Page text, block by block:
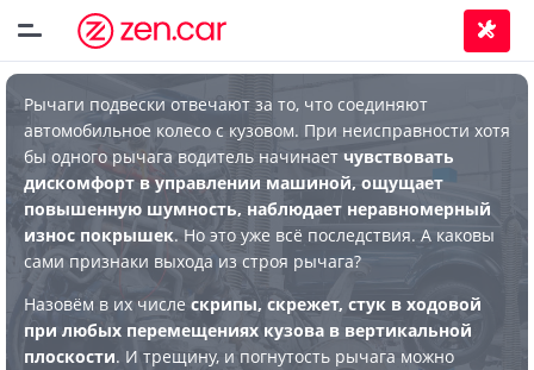
Рычаги подвески отвечают за то, что соединяют
автомобильное колесо с кузовом. При неисправности хотя
бы одного рычага водитель начинает чувствовать
дискомфорт в управлении машиной, ощущает
повышенную шумность, наблюдает неравномерный
износ покрышек. Но это уже всё последствия. А каковы
сами признаки выхода из строя рычага?
Назовём в их числе скрипы, скрежет, стук в ходовой
при любых перемещениях кузова в вертикальной
плоскости. И трещину, и погнутость рычага можно